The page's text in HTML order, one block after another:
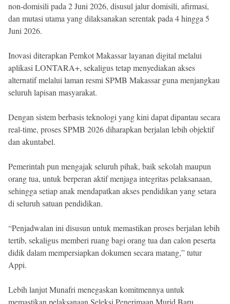
non-domisili pada 2 Juni 2026, disusul jalur domisili, afirmasi,
dan mutasi utama yang dilaksanakan serentak pada 4 hingga 5
Juni 2026.
Inovasi diterapkan Pemkot Makassar layanan digital melalui
aplikasi LONTARA+, sekaligus tetap menyediakan akses
alternatif melalui laman resmi SPMB Makassar guna menjangkau
seluruh lapisan masyarakat.
Dengan sistem berbasis teknologi yang kini dapat dipantau secara
real-time, proses SPMB 2026 diharapkan berjalan lebih objektif
dan akuntabel.
Pemerintah pun mengajak seluruh pihak, baik sekolah maupun
orang tua, untuk berperan aktif menjaga integritas pelaksanaan,
sehingga setiap anak mendapatkan akses pendidikan yang setara
di seluruh satuan pendidikan.
“Penjadwalan ini disusun untuk memastikan proses berjalan lebih
tertib, sekaligus memberi ruang bagi orang tua dan calon peserta
didik dalam mempersiapkan dokumen secara matang,” tutur
Appi.
Lebih lanjut Munafri menegaskan komitmennya untuk
memastikan pelaksanaan Seleksi Penerimaan Murid Baru